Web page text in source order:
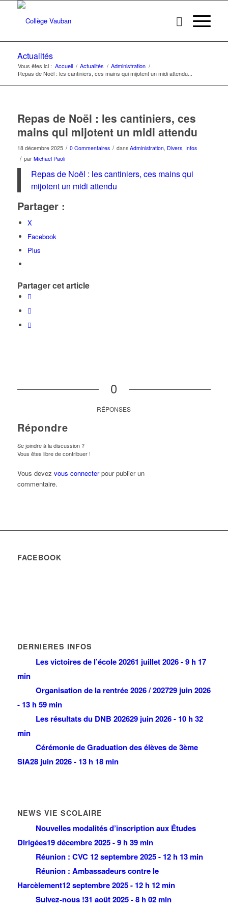
Actualités
Vous êtes ici : Accueil / Actualités / Administration /
Repas de Noël : les cantiniers, ces mains qui mijotent un midi attendu...
Repas de Noël : les cantiniers, ces
mains qui mijotent un midi attendu
18 décembre 2025 / 0 Commentaires / dans Administration, Divers, Infos
/ par Michael Paoli
Repas de Noël : les cantiniers, ces mains qui
mijotent un midi attendu
Partager :
X
Facebook
Plus
Partager cet article
0
RÉPONSES
Répondre
Se joindre à la discussion ?
Vous êtes libre de contribuer !
Vous devez vous connecterpour publier un
commentaire.
FACEBOOK
DERNIÈRES INFOS
Les victoires de l’école 20261 juillet 2026 - 9 h 17
min
Organisation de la rentrée 2026 / 202729 juin 2026
- 13 h 59 min
Les résultats du DNB 202629 juin 2026 - 10 h 32
min
Cérémonie de Graduation des élèves de 3ème
SIA28 juin 2026 - 13 h 18 min
NEWS VIE SCOLAIRE
Nouvelles modalités d’inscription aux Études
Dirigées19 décembre 2025 - 9 h 39 min
Réunion : CVC 12 septembre 2025 - 12 h 13 min
Réunion : Ambassadeurs contre le
Harcèlement12 septembre 2025 - 12 h 12 min
Suivez-nous !31 août 2025 - 8 h 02 min